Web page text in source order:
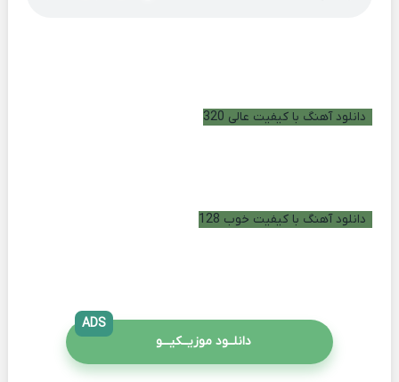
دانلود آهنگ با کیفیت عالی 320
دانلود آهنگ با کیفیت خوب 128
دانلــود موزیــکیـــو
ADS